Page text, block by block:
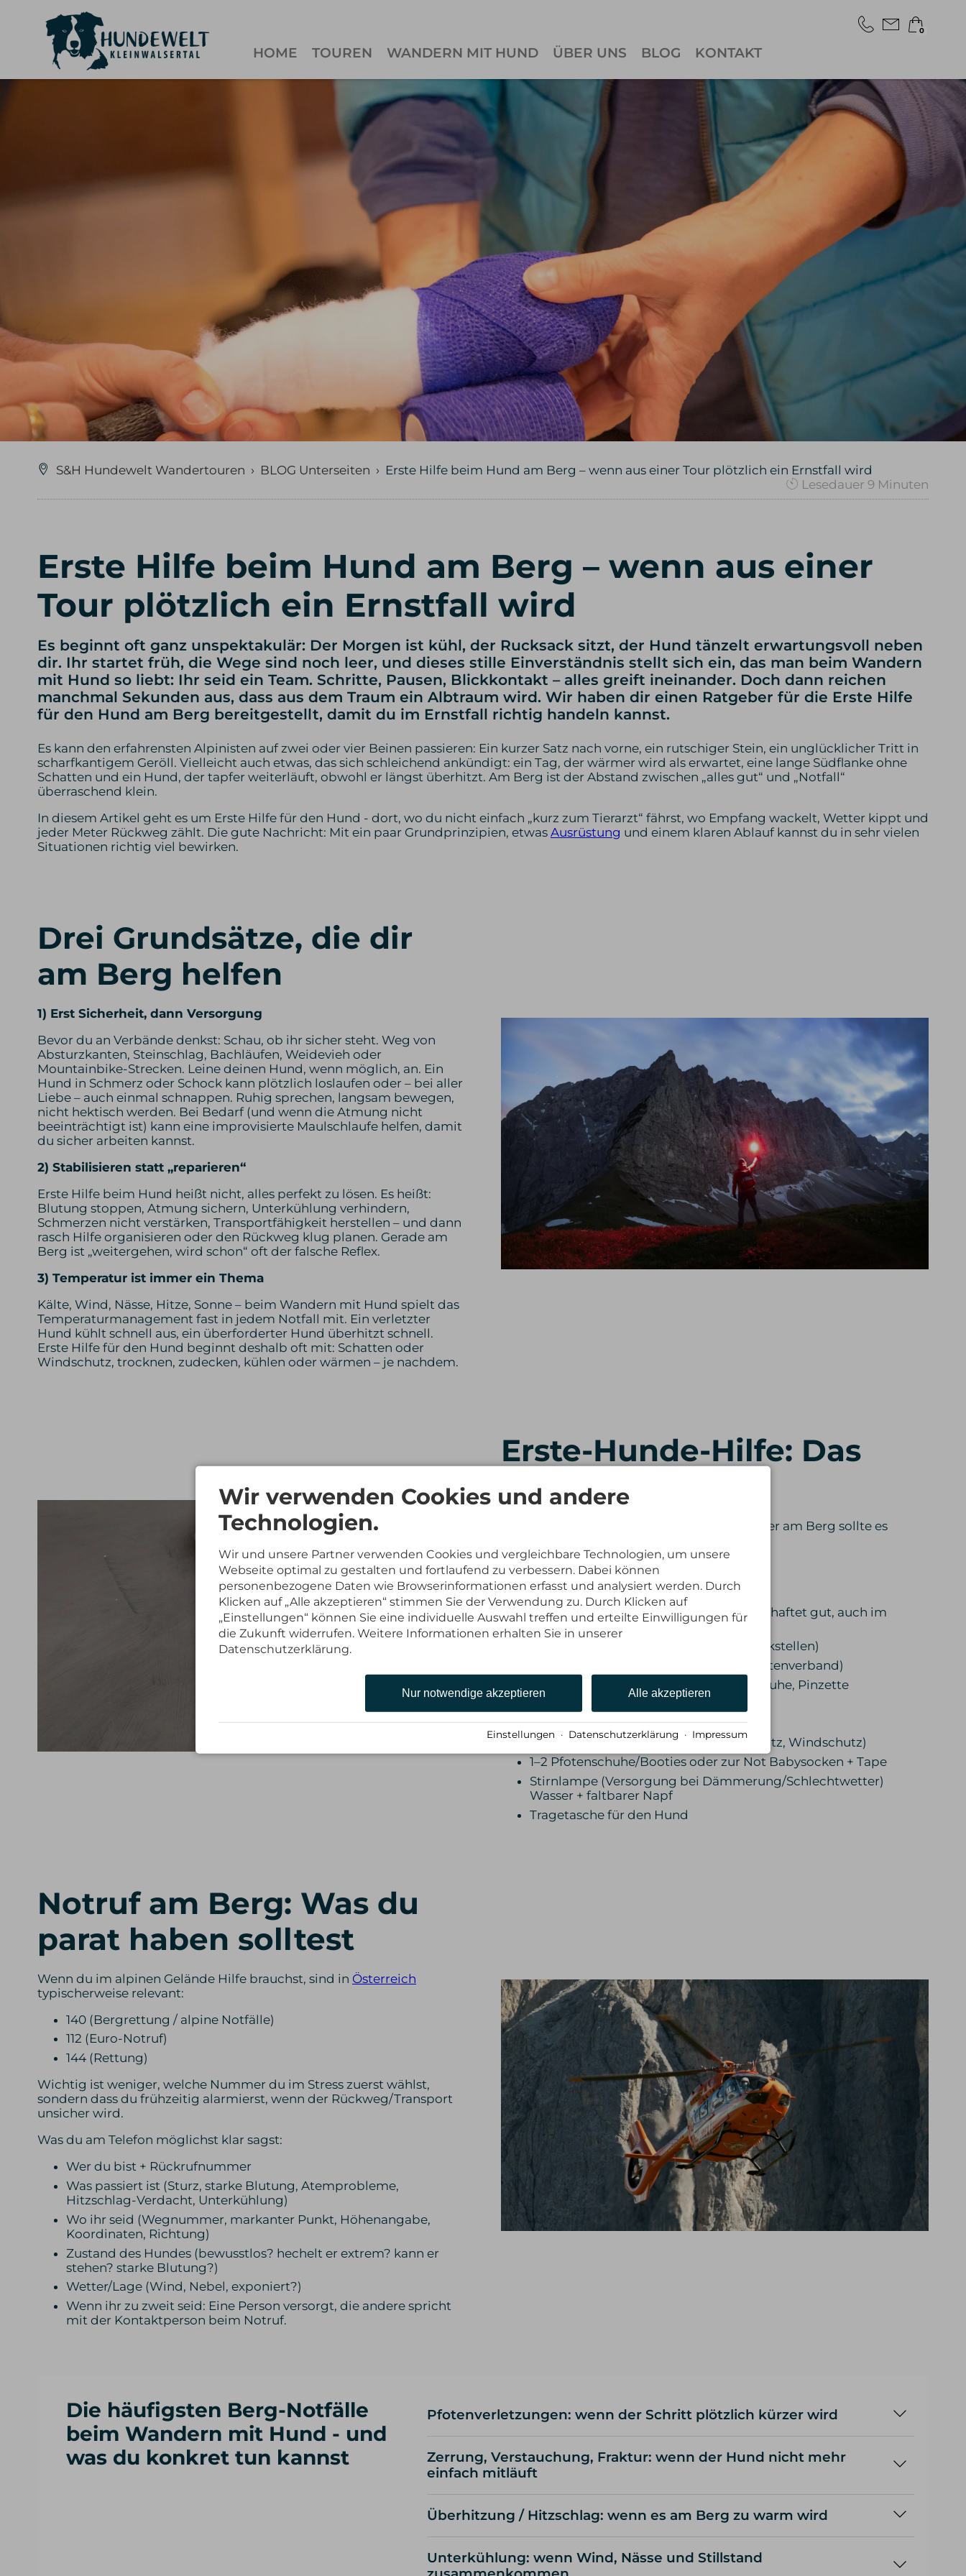
HOME TOUREN WANDERN MIT HUND ÜBER UNS BLOG KONTAKT
0
Warenkorb ist leer
S&H Hundewelt Wandertouren › BLOG Unterseiten › Erste Hilfe beim Hund am Berg – wenn aus einer Tour plötzlich ein Ernstfall wird
Lesedauer 9 Minuten
Erste Hilfe beim Hund am Berg – wenn aus einer
Tour plötzlich ein Ernstfall wird
Es beginnt oft ganz unspektakulär: Der Morgen ist kühl, der Rucksack sitzt, der Hund tänzelt erwartungsvoll neben
dir. Ihr startet früh, die Wege sind noch leer, und dieses stille Einverständnis stellt sich ein, das man beim Wandern
mit Hund so liebt: Ihr seid ein Team. Schritte, Pausen, Blickkontakt – alles greift ineinander. Doch dann reichen
manchmal Sekunden aus, dass aus dem Traum ein Albtraum wird. Wir haben dir einen Ratgeber für die Erste Hilfe
für den Hund am Berg bereitgestellt, damit du im Ernstfall richtig handeln kannst.
Es kann den erfahrensten Alpinisten auf zwei oder vier Beinen passieren: Ein kurzer Satz nach vorne, ein rutschiger Stein, ein unglücklicher Tritt in
scharfkantigem Geröll. Vielleicht auch etwas, das sich schleichend ankündigt: ein Tag, der wärmer wird als erwartet, eine lange Südflanke ohne
Schatten und ein Hund, der tapfer weiterläuft, obwohl er längst überhitzt. Am Berg ist der Abstand zwischen „alles gut“ und „Notfall“
überraschend klein.
In diesem Artikel geht es um Erste Hilfe für den Hund - dort, wo du nicht einfach „kurz zum Tierarzt“ fährst, wo Empfang wackelt, Wetter kippt und
jeder Meter Rückweg zählt. Die gute Nachricht: Mit ein paar Grundprinzipien, etwas Ausrüstung und einem klaren Ablauf kannst du in sehr vielen
Situationen richtig viel bewirken.
Drei Grundsätze, die dir
am Berg helfen
1) Erst Sicherheit, dann Versorgung
Bevor du an Verbände denkst: Schau, ob ihr sicher steht. Weg von
Absturzkanten, Steinschlag, Bachläufen, Weidevieh oder
Mountainbike-Strecken. Leine deinen Hund, wenn möglich, an. Ein
Hund in Schmerz oder Schock kann plötzlich loslaufen oder – bei aller
Liebe – auch einmal schnappen. Ruhig sprechen, langsam bewegen,
nicht hektisch werden. Bei Bedarf (und wenn die Atmung nicht
beeinträchtigt ist) kann eine improvisierte Maulschlaufe helfen, damit
du sicher arbeiten kannst.
2) Stabilisieren statt „reparieren“
Erste Hilfe beim Hund heißt nicht, alles perfekt zu lösen. Es heißt:
Blutung stoppen, Atmung sichern, Unterkühlung verhindern,
Schmerzen nicht verstärken, Transportfähigkeit herstellen – und dann
rasch Hilfe organisieren oder den Rückweg klug planen. Gerade am
Berg ist „weitergehen, wird schon“ oft der falsche Reflex.
3) Temperatur ist immer ein Thema
Kälte, Wind, Nässe, Hitze, Sonne – beim Wandern mit Hund spielt das
Temperaturmanagement fast in jedem Notfall mit. Ein verletzter
Hund kühlt schnell aus, ein überforderter Hund überhitzt schnell.
Erste Hilfe für den Hund beginnt deshalb oft mit: Schatten oder
Windschutz, trocknen, zudecken, kühlen oder wärmen – je nachdem.
Erste-Hunde-Hilfe: Das
kleine Bergset
Ein Erste-Hilfe-Set muss nicht riesig sein, aber am Berg sollte es
Bewährt haben sich:
sterile Wundauflagen + Kompressen
Mullbinden + selbsthaftende Bandage (haftet gut, auch im
Fellbereich)
Polsterwatte (für Pfoten, Gelenke, Druckstellen)
Tape/Leukotape (Fixierung, Notfall-Pfotenverband)
kleine Verbandsschere, Einmalhandschuhe, Pinzette
Spritze ohne Nadel (Wunde spülen)
Zeckenzange/-karte
Rettungsdecke (Unterlage, Wärmeschutz, Windschutz)
1–2 Pfotenschuhe/Booties oder zur Not Babysocken + Tape
Stirnlampe (Versorgung bei Dämmerung/Schlechtwetter)
Wasser + faltbarer Napf
Tragetasche für den Hund
Notruf am Berg: Was du
parat haben solltest
Wenn du im alpinen Gelände Hilfe brauchst, sind in Österreich
typischerweise relevant:
140 (Bergrettung / alpine Notfälle)
112 (Euro-Notruf)
144 (Rettung)
Wichtig ist weniger, welche Nummer du im Stress zuerst wählst,
sondern dass du frühzeitig alarmierst, wenn der Rückweg/Transport
unsicher wird.
Was du am Telefon möglichst klar sagst:
Wer du bist + Rückrufnummer
Was passiert ist (Sturz, starke Blutung, Atemprobleme,
Hitzschlag-Verdacht, Unterkühlung)
Wo ihr seid (Wegnummer, markanter Punkt, Höhenangabe,
Koordinaten, Richtung)
Zustand des Hundes (bewusstlos? hechelt er extrem? kann er
stehen? starke Blutung?)
Wetter/Lage (Wind, Nebel, exponiert?)
Wenn ihr zu zweit seid: Eine Person versorgt, die andere spricht
mit der Kontaktperson beim Notruf.
Die häufigsten Berg-Notfälle
beim Wandern mit Hund - und
was du konkret tun kannst
Pfotenverletzungen: wenn der Schritt plötzlich kürzer wird
Zerrung, Verstauchung, Fraktur: wenn der Hund nicht mehr
einfach mitläuft
Überhitzung / Hitzschlag: wenn es am Berg zu warm wird
Unterkühlung: wenn Wind, Nässe und Stillstand
Wir verwenden Cookies und andere
Technologien.
Wir und unsere Partner verwenden Cookies und vergleichbare Technologien, um unsere
Webseite optimal zu gestalten und fortlaufend zu verbessern. Dabei können
personenbezogene Daten wie Browserinformationen erfasst und analysiert werden. Durch
Klicken auf „Alle akzeptieren“ stimmen Sie der Verwendung zu. Durch Klicken auf
„Einstellungen“ können Sie eine individuelle Auswahl treffen und erteilte Einwilligungen für
die Zukunft widerrufen. Weitere Informationen erhalten Sie in unserer
Datenschutzerklärung.
Alle akzeptieren
Nur notwendige akzeptieren
Einstellungen · Datenschutzerklärung · Impressum